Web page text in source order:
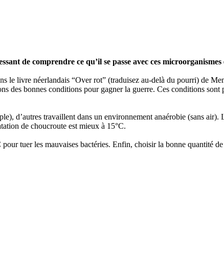
de comprendre ce qu’il se passe avec ces
le livre néerlandais “Over rot” (traduisez au-delà du pourri) de
des bonnes conditions pour gagner la guerre. Ces conditions
d’autres travaillent dans un environnement anaérobie (sans air).
de choucroute est mieux à 15°C.
tuer les mauvaises bactéries. Enfin, choisir la bonne quantité